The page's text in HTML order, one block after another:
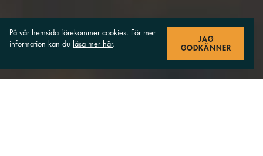
På vår hemsida förekommer cookies. För mer
information kan du
läsa mer här.
JAG
GODKÄNNER